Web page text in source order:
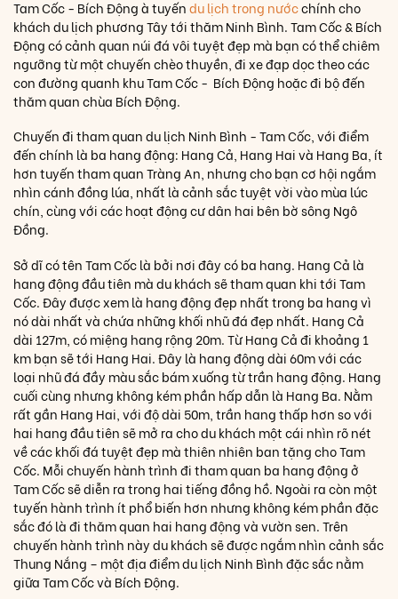
Tam Cốc - Bích Động à tuyếndu lịch trong nướcchính cho
khách du lịch phương Tây tới thăm Ninh Bình. Tam Cốc & Bích
Động có cảnh quan núi đá vôi tuyệt đẹp mà bạn có thể chiêm
ngưỡng từ một chuyến chèo thuyền, đi xe đạp dọc theo các
con đường quanh khu Tam Cốc - Bích Động hoặc đi bộ đến
thăm quan chùa Bích Động.
Chuyến đi tham quan du lịch Ninh Bình - Tam Cốc, với điểm
đến chính là ba hang động: Hang Cả, Hang Hai và Hang Ba, ít
hơn tuyến tham quan Tràng An, nhưng cho bạn cơ hội ngắm
nhìn cánh đồng lúa, nhất là cảnh sắc tuyệt vời vào mùa lúc
chín, cùng với các hoạt động cư dân hai bên bờ sông Ngô
Đồng.
Sở dĩ có tên Tam Cốc là bởi nơi đây có ba hang. Hang Cả là
hang động đầu tiên mà du khách sẽ tham quan khi tới Tam
Cốc. Đây được xem là hang động đẹp nhất trong ba hang vì
nó dài nhất và chứa những khối nhũ đá đẹp nhất. Hang Cả
dài 127m, có miệng hang rộng 20m. Từ Hang Cả đi khoảng 1
km bạn sẽ tới Hang Hai. Đây là hang động dài 60m với các
loại nhũ đá đầy màu sắc bám xuống từ trần hang động. Hang
cuối cùng nhưng không kém phần hấp dẫn là Hang Ba. Nằm
rất gần Hang Hai, với độ dài 50m, trần hang thấp hơn so với
hai hang đầu tiên sẽ mở ra cho du khách một cái nhìn rõ nét
về các khối đá tuyệt đẹp mà thiên nhiên ban tặng cho Tam
Cốc. Mỗi chuyến hành trình đi tham quan ba hang động ở
Tam Cốc sẽ diễn ra trong hai tiếng đồng hồ. Ngoài ra còn một
tuyến hành trình ít phổ biến hơn nhưng không kém phần đặc
sắc đó là đi thăm quan hai hang động và vườn sen. Trên
chuyến hành trình này du khách sẽ được ngắm nhìn cảnh sắc
Thung Nắng – một địa điểm du lịch Ninh Bình đặc sắc nằm
giữa Tam Cốc và Bích Động.